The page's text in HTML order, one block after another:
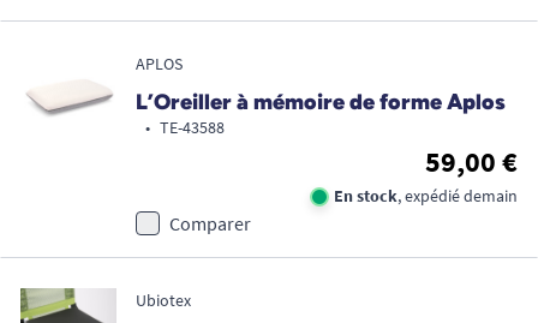
APLOS
L’Oreiller à mémoire de forme Aplos
• TE-43588
59,00 €
En stock, expédié demain
Comparer
Ubiotex